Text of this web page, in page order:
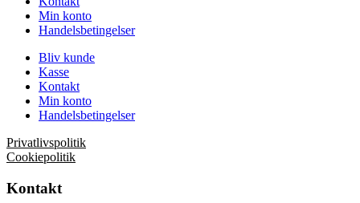
Min konto
Handelsbetingelser
Bliv kunde
Kasse
Kontakt
Min konto
Handelsbetingelser
Privatlivspolitik
Cookiepolitik
Kontakt